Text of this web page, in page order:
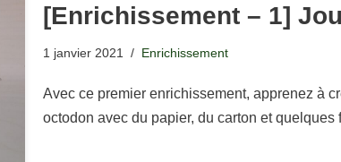
[Enrichissement – 1]
1 janvier 2021 Enrichissement
Avec ce premier enrichissement, apprenez à
octodon avec du papier, du carton et quelques